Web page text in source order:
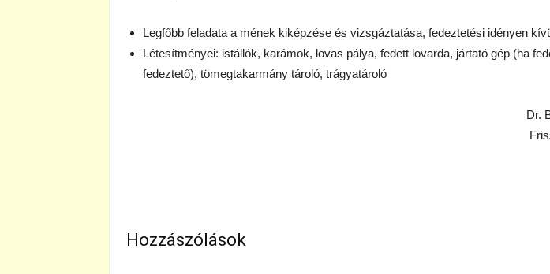
Legfőbb feladata a mének kiképzése és vizsgáztatása, fedeztetési idényen
Létesítményei: istállók, karámok, lovas pálya, fedett lovarda, jártató gép (ha
fedeztető), tömegtakarmány tároló, trágyatároló
Dr.
Hozzászólások